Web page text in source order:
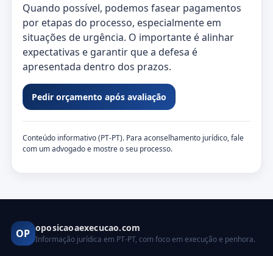
Quando possível, podemos fasear pagamentos
por etapas do processo, especialmente em
situações de urgência. O importante é alinhar
expectativas e garantir que a defesa é
apresentada dentro dos prazos.
Pedir orçamento após avaliação
Conteúdo informativo (PT‑PT). Para aconselhamento jurídico, fale
com um advogado e mostre o seu processo.
OP oposicaoaexecucao.com
Informação jurídica em PT‑PT, com foco em execução e penhora.